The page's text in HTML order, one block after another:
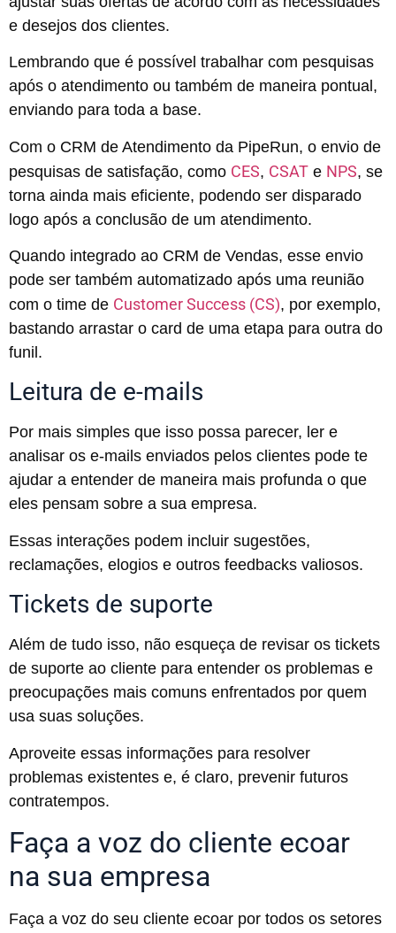
e desejos dos clientes.
Lembrando que é possível trabalhar com pesquisas
após o atendimento ou também de maneira pontual,
enviando para toda a base.
Com o CRM de Atendimento da PipeRun, o envio de
pesquisas de satisfação, como CES, CSAT e NPS, se
torna ainda mais eficiente, podendo ser disparado
logo após a conclusão de um atendimento.
Quando integrado ao CRM de Vendas, esse envio
pode ser também automatizado após uma reunião
com o time de Customer Success (CS), por exemplo,
bastando arrastar o card de uma etapa para outra do
funil.
Leitura de e-mails
Por mais simples que isso possa parecer, ler e
analisar os e-mails enviados pelos clientes pode te
ajudar a entender de maneira mais profunda o que
eles pensam sobre a sua empresa.
Essas interações podem incluir sugestões,
reclamações, elogios e outros feedbacks valiosos.
Tickets de suporte
Além de tudo isso, não esqueça de revisar os tickets
de suporte ao cliente para entender os problemas e
preocupações mais comuns enfrentados por quem
usa suas soluções.
Aproveite essas informações para resolver
problemas existentes e, é claro, prevenir futuros
contratempos.
Faça a voz do cliente ecoar
na sua empresa
Faça a voz do seu cliente ecoar por todos os setores